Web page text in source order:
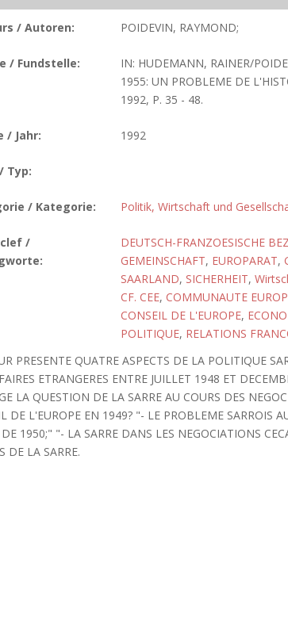
/ Autoren: POIDEVIN, RAYMOND;
/ Fundstelle:
IN: HUDEMANN, RAINER/
1955: UN PROBLEME DE
1992, P. 35 - 48.
/ Jahr: 1992
Typ:
/ Kategorie: Politik, Wirtschaft und
/
DEUTSCH-FRANZOESISCHE
GEMEINSCHAFT, EUROPARAT,
SAARLAND, SICHERHEIT,
CF. CEE, COMMUNAUTE
CONSEIL DE L'EUROPE,
POLITIQUE, RELATIONS
PRESENTE QUATRE ASPECTS DE LA POLITIQUE
ETRANGERES ENTRE JUILLET 1948 ET
LA QUESTION DE LA SARRE AU COURS DES
DE L'EUROPE EN 1949? "- LE PROBLEME SARROIS
1950;" "- LA SARRE DANS LES NEGOCIATIONS
DE LA SARRE.